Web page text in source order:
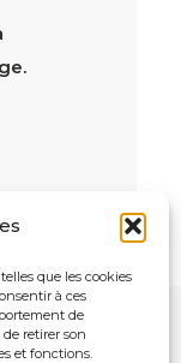
que les cookies
à ces
de
retirer son
et fonctions.